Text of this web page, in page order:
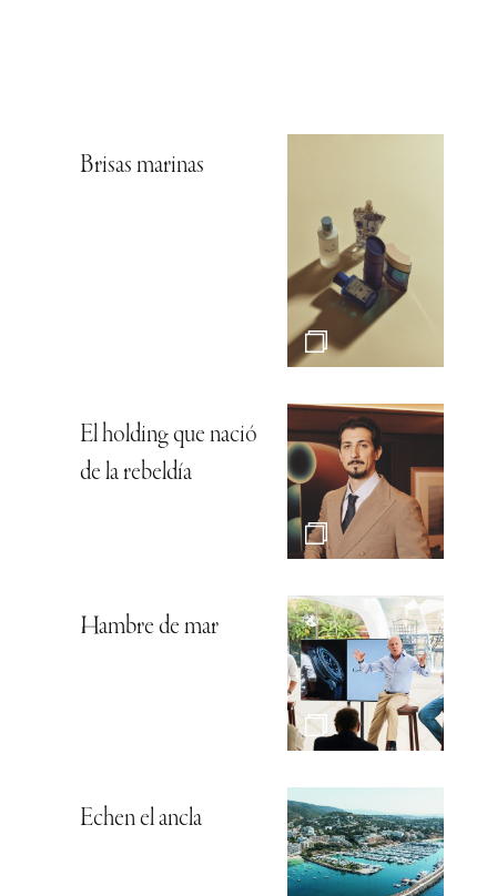
Brisas marinas
El holding que nació
de la rebeldía
Hambre de mar
Echen el ancla